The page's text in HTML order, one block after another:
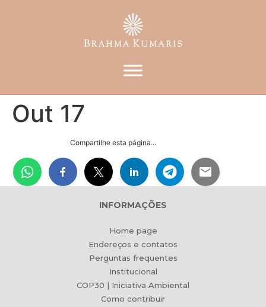
Out 17
Compartilhe esta página...
INFORMAÇÕES
Home page
Endereços e contatos
Perguntas frequentes
Institucional
COP30 | Iniciativa Ambiental
Como contribuir